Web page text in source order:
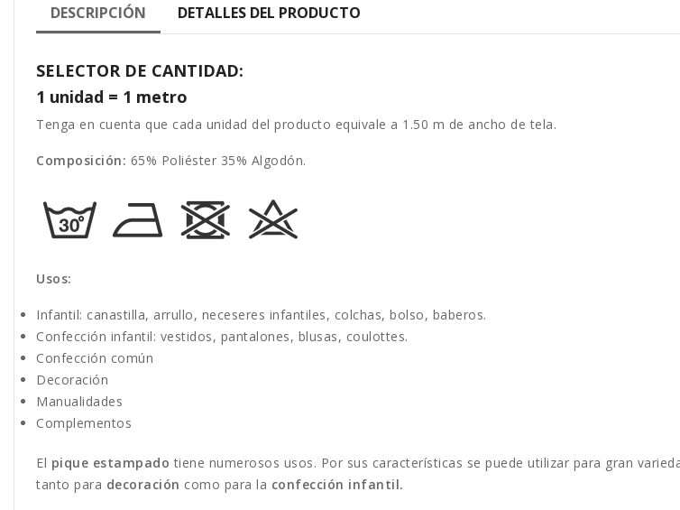
DESCRIPCIÓN DETALLES DEL PRODUCTO
SELECTOR DE CANTIDAD:
1 unidad = 1 metro
Tenga en cuenta que cada unidad del producto equivale a 1.50 m de ancho de tela.
Composición: 65% Poliéster 35% Algodón.
Usos:
Infantil: canastilla, arrullo, neceseres infantiles, colchas, bolso, baberos.
Confección infantil: vestidos, pantalones, blusas, coulottes.
Confección común
Decoración
Manualidades
Complementos
El pique estampado tiene numerosos usos. Por sus características se puede utilizar para gran
tanto para decoración como para la confección infantil.